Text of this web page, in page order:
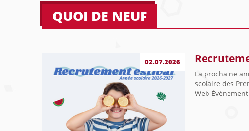
QUOI DE NEUF
02.07.2026
La prochaine
scolaire des
Web